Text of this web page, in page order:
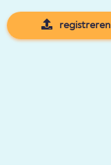
registreren